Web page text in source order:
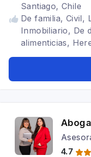
Santiago, Chile
De familia, Civil,
Inmobiliario, De
alimenticias,
4.7